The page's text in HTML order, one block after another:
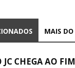
MAIS
JC CHEGA AO